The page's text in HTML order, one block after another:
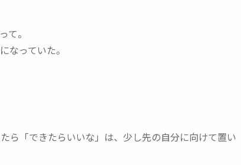
て。
なっていた。
ら「できたらいいな」は、少し先の自分に向けて置い